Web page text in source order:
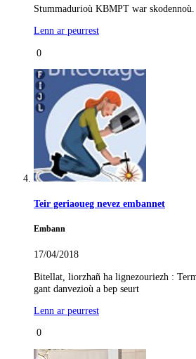
Stummadurioù KBMPT war skodennoù.
Lenn ar peurrest
0
Teir geriaoueg nevez embannet
Embann
17/04/2018
Bitellat, liorzhañ ha lignezouriezh :
gant danvezioù a bep seurt
Lenn ar peurrest
0